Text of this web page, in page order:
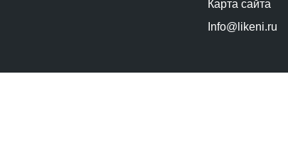
Карта сайта
Info@likeni.ru